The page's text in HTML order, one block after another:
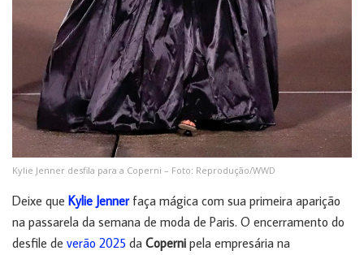
Kylie Jenner desfila para a Coperni – Foto: Reprodução/WWD
Deixe que Kylie Jennerfaça mágica com sua primeira aparição
na passarela da semana de moda de Paris. O encerramento do
desfile de verão 2025 da Coperni pela empresária na